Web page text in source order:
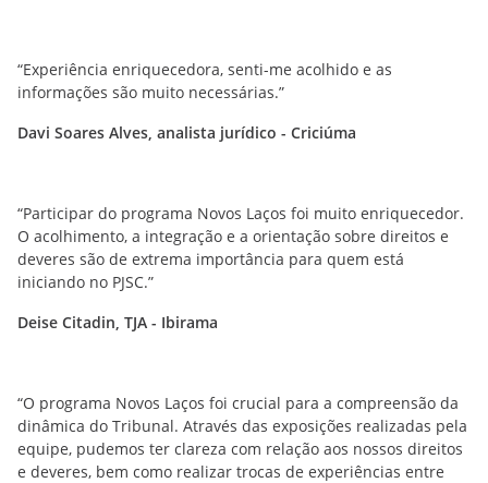
“Experiência enriquecedora, senti-me acolhido e as
informações são muito necessárias.”
Davi Soares Alves, analista jurídico - Criciúma
“Participar do programa Novos Laços foi muito enriquecedor.
O acolhimento, a integração e a orientação sobre direitos e
deveres são de extrema importância para quem está
iniciando no PJSC.”
Deise Citadin, TJA - Ibirama
“O programa Novos Laços foi crucial para a compreensão da
dinâmica do Tribunal. Através das exposições realizadas pela
equipe, pudemos ter clareza com relação aos nossos direitos
e deveres, bem como realizar trocas de experiências entre